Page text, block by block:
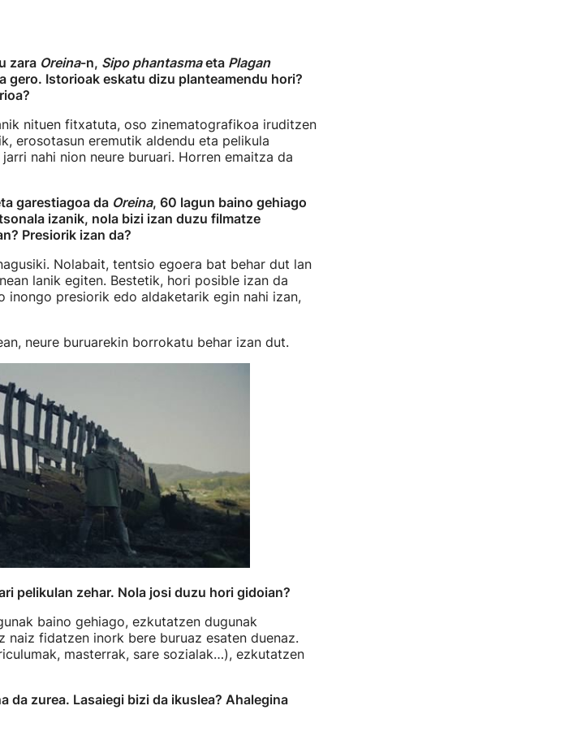
zara Oreina-n, Sipo phantasmaeta Plagan
gero. Istorioak eskatu dizu planteamendu hori?
nituen fitxatuta, oso zinematografikoa iruditzen
erosotasun eremutik aldendu eta pelikula
nahi nion neure buruari. Horren emaitza da
garestiagoa da Oreina, 60 lagun baino gehiago
izanik, nola bizi izan duzu filmatze
Presiorik izan da?
Nolabait, tentsio egoera bat behar dut lan
lanik egiten. Bestetik, hori posible izan da
inongo presiorik edo aldaketarik egin nahi izan,
neure buruarekin borrokatu behar izan dut.
pelikulan zehar. Nola josi duzu hori gidoian?
baino gehiago, ezkutatzen dugunak
naiz fidatzen inork bere buruaz esaten duenaz.
masterrak, sare sozialak…), ezkutatzen
da zurea. Lasaiegi bizi da ikuslea? Ahalegina